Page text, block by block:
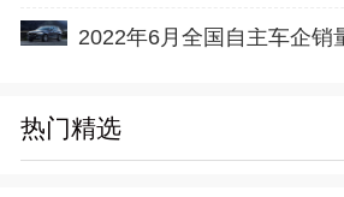
2022年6月全国自主车企销
热门精选